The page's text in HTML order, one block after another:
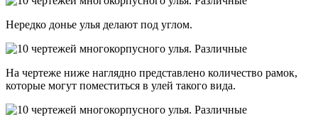
Нередко донье улья делают под углом.
На чертеже ниже наглядно представлено количество рамок,
которые могут поместиться в улей такого вида.